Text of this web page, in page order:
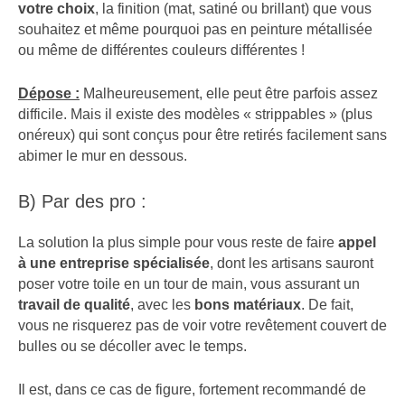
votre choix, la finition (mat, satiné ou brillant) que vous
souhaitez et même pourquoi pas en peinture métallisée
ou même de différentes couleurs différentes !
Dépose : Malheureusement, elle peut être parfois assez
difficile. Mais il existe des modèles « strippables » (plus
onéreux) qui sont conçus pour être retirés facilement sans
abimer le mur en dessous.
B) Par des pro :
La solution la plus simple pour vous reste de faire appel
à une entreprise spécialisée, dont les artisans sauront
poser votre toile en un tour de main, vous assurant un
travail de qualité, avec les bons matériaux. De fait,
vous ne risquerez pas de voir votre revêtement couvert de
bulles ou se décoller avec le temps.
Il est, dans ce cas de figure, fortement recommandé de